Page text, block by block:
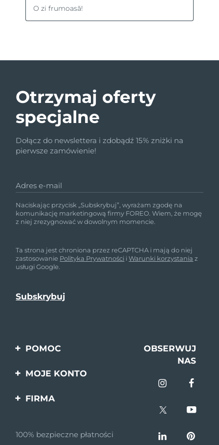
Otrzymaj oferty
specjalne
Dołącz do newslettera i zdobądź 15% zniżki na
pierwsze zamówienie!
Adres e-mail
Naciskając przycisk „Subskrybuj”, wyrażam zgodę na
komunikację marketingową firmy FOREO. Wiem, że mogę
z niej zrezygnować w dowolnym momencie.
Ta strona jest chroniona przez reCAPTCHA i mają do niej
zastosowanie Polityka Prywatności iWarunki korzystania z
usługi Google.
POMOC
Kontakt
OBSERWUJ
NAS
MOJE KONTO
FIRMA
Program partnerski
100% bezpieczne płatności